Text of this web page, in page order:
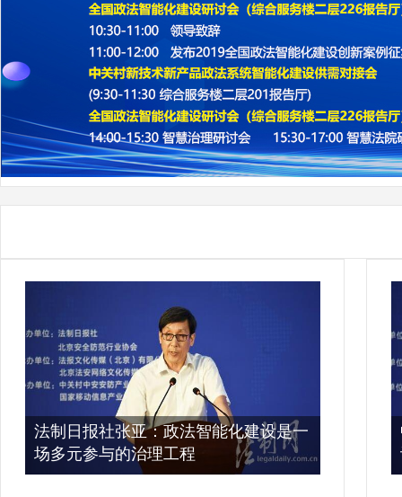
法制日报社张亚：政法智能化建设是一
场多元参与的治理工程